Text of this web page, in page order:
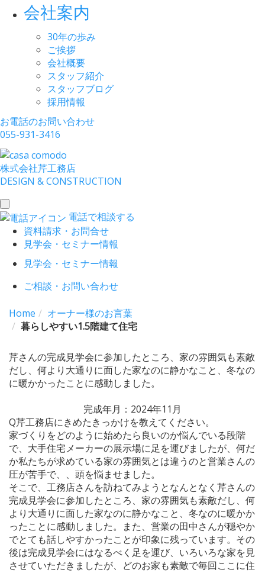
会社案内
30年の歩み
ご挨拶
会社概要
スタッフ紹介
スタッフブログ
採用情報
お電話のお問い合わせ
055-931-3416
株式会社芹工務店
DESIGN &CONSTRUCTION
toggle
navigation
電話で相談する
資料請求・お問合せ
見学会・セミナー情報
見学会・セミナー情報
ご相談・お問い合わせ
Home
オーナー様のお言葉
暮らしやすい1.5階建て住宅
芹さんの完成見学会に参加したところ、家の雰囲気も素敵
だし、何より大通りに面した家なのに静かなこと、冬なの
に暖かかったことに感動しました。
完成年月：2024年11月
Q芹工務店にきめたきっかけを教えてください。
家づくりをどのように始めたら良いのか悩んでいる段階
で、大手住宅メーカーの展示場に足を運びましたが、何だ
か私たちが求めている家の雰囲気とは違うのと営業さんの
圧が苦手で、、頭を悩ませました。
そこで、工務店さんを訪ねてみようとなんとなく芹さんの
完成見学会に参加したところ、家の雰囲気も素敵だし、何
より大通りに面した家なのに静かなこと、冬なのに暖かか
ったことに感動しました。また、営業の田中さんが穏やか
でとても話しやすかったことが印象に残っています。その
後は完成見学会にはなるべく足を運び、いろいろな家を見
させていただきましたが、どのお家も素敵で毎回ここに住